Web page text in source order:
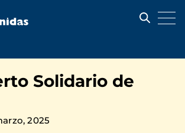
Solidario de
2025